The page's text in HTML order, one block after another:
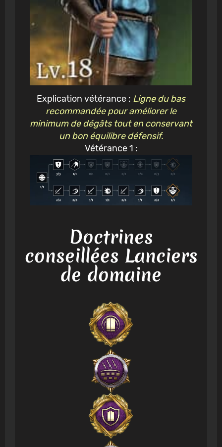
Explication vétérance : Ligne du bas
recommandée pour améliorer le
minimum de dégâts tout en conservant
un bon équilibre défensif.
Vétérance 1 :
Doctrines
conseillées Lanciers
de domaine